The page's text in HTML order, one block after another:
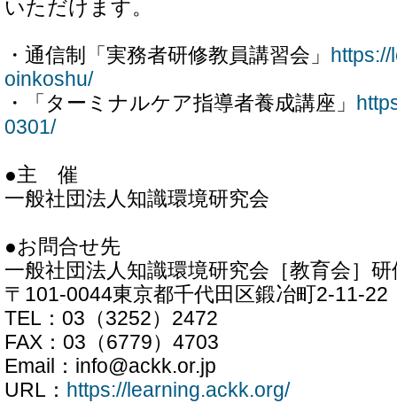
いただけます。
・通信制「実務者研修教員講習会」
oinkoshu/
・「ターミナルケア指導者養成講座」
0301/
●主 催
一般社団法人知識環境研究会
●お問合せ先
一般社団法人知識環境研究会［教育会］
〒101-0044東京都千代田区鍛冶町2-11-22
TEL：03（3252）2472
FAX：03（6779）4703
Email：info@ackk.or.jp
URL： https://learning.ackk.org/